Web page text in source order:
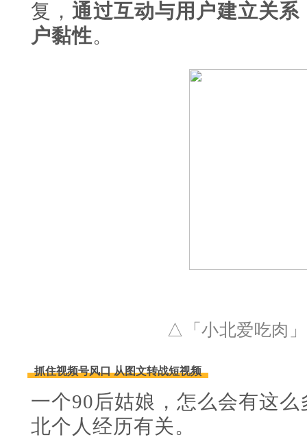
复， 通过互动与用户建立关
户黏性。
△ 「小北爱吃肉
抓住视频号风口 从图文转战短视频
一个90后姑娘，怎么会有这
北个人经历有关。